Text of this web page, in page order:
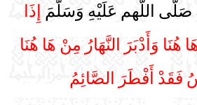
صَلَّى اللَّهم عَلَيْهِ وَسَلَّمَ إِذَا
هُنَا وَأَدْبَرَ النَّهَارُ مِنْ هَا هُنَا
أَفْطَرَ الصَّائِمُ